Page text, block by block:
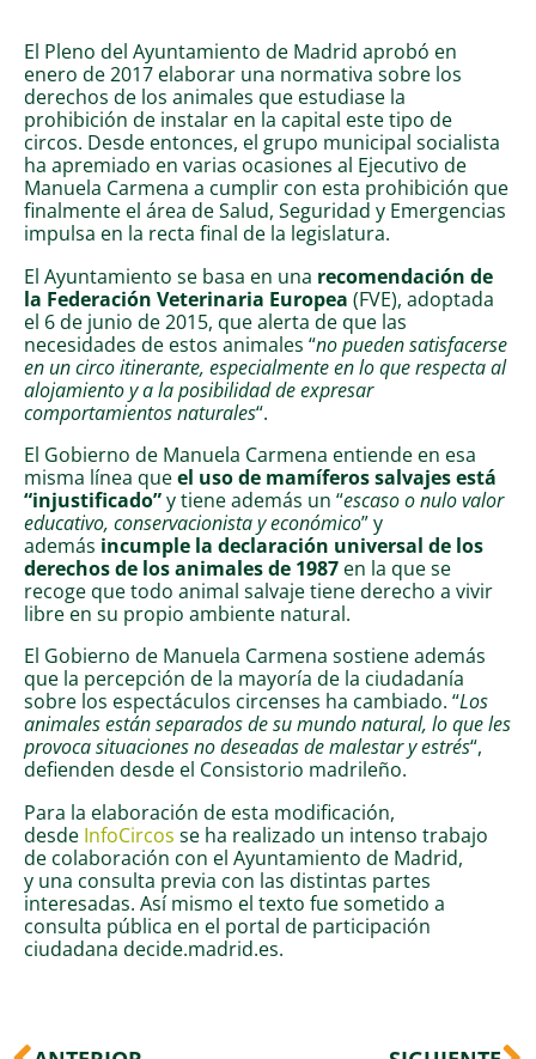
El Pleno del Ayuntamiento de Madrid aprobó en
enero de 2017 elaborar una normativa sobre los
derechos de los animales que estudiase la
prohibición de instalar en la capital este tipo de
circos. Desde entonces, el grupo municipal socialista
ha apremiado en varias ocasiones al Ejecutivo de
Manuela Carmena a cumplir con esta prohibición que
finalmente el área de Salud, Seguridad y Emergencias
impulsa en la recta final de la legislatura.
El Ayuntamiento se basa en una recomendación de
la Federación Veterinaria Europea (FVE), adoptada
el 6 de junio de 2015, que alerta de que las
necesidades de estos animales “no pueden satisfacerse
en un circo itinerante, especialmente en lo que respecta al
alojamiento y a la posibilidad de expresar
comportamientos naturales“.
El Gobierno de Manuela Carmena entiende en esa
misma línea queel uso de mamíferos salvajes está
“injustificado”y tiene además un “escaso o nulo valor
educativo, conservacionista y económico” y
además incumple la declaración universal de los
derechos de los animales de 1987 en la que se
recoge que todo animal salvaje tiene derecho a vivir
libre en su propio ambiente natural.
El Gobierno de Manuela Carmena sostiene además
que la percepción de la mayoría de la ciudadanía
sobre los espectáculos circenses ha cambiado. “Los
animales están separados de su mundo natural, lo que les
provoca situaciones no deseadas de malestar y estrés“,
defienden desde el Consistorio madrileño.
Para la elaboración de esta modificación,
desde InfoCircos se ha realizado un intenso trabajo
de colaboración con el Ayuntamiento de Madrid,
y una consulta previa con las distintas partes
interesadas. Así mismo el texto fue sometido a
consulta pública en el portal de participación
ciudadana decide.madrid.es.